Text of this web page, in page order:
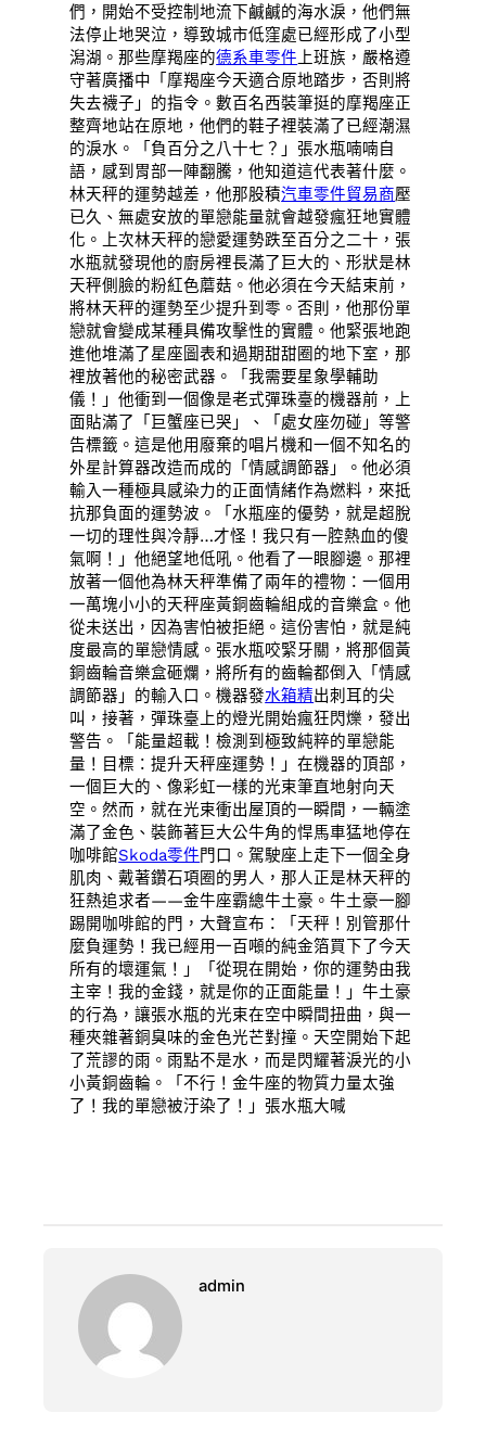
們，開始不受控制地流下鹹鹹的海水淚，他們無
法停止地哭泣，導致城市低窪處已經形成了小型
潟湖。那些摩羯座的德系車零件 上班族，嚴格遵
守著廣播中「摩羯座今天適合原地踏步，否則將
失去襪子」的指令。數百名西裝筆挺的摩羯座正
整齊地站在原地，他們的鞋子裡裝滿了已經潮濕
的淚水。「負百分之八十七？」張水瓶喃喃自
語，感到胃部一陣翻騰，他知道這代表著什麼。
林天秤的運勢越差，他那股積汽車零件貿易商壓
已久、無處安放的單戀能量就會越發瘋狂地實體
化。上次林天秤的戀愛運勢跌至百分之二十，張
水瓶就發現他的廚房裡長滿了巨大的、形狀是林
天秤側臉的粉紅色蘑菇。他必須在今天結束前，
將林天秤的運勢至少提升到零。否則，他那份單
戀就會變成某種具備攻擊性的實體。他緊張地跑
進他堆滿了星座圖表和過期甜甜圈的地下室，那
裡放著他的秘密武器。「我需要星象學輔助
儀！」他衝到一個像是老式彈珠臺的機器前，上
面貼滿了「巨蟹座已哭」、「處女座勿碰」等警
告標籤。這是他用廢棄的唱片機和一個不知名的
外星計算器改造而成的「情感調節器」。他必須
輸入一種極具感染力的正面情緒作為燃料，來抵
抗那負面的運勢波。「水瓶座的優勢，就是超脫
一切的理性與冷靜…才怪！我只有一腔熱血的傻
氣啊！」他絕望地低吼。他看了一眼腳邊。那裡
放著一個他為林天秤準備了兩年的禮物：一個用
一萬塊小小的天秤座黃銅齒輪組成的音樂盒。他
從未送出，因為害怕被拒絕。這份害怕，就是純
度最高的單戀情感。張水瓶咬緊牙關，將那個黃
銅齒輪音樂盒砸爛，將所有的齒輪都倒入「情感
調節器」的輸入口。機器發水箱精出刺耳的尖
叫，接著，彈珠臺上的燈光開始瘋狂閃爍，發出
警告。「能量超載！檢測到極致純粹的單戀能
量！目標：提升天秤座運勢！」在機器的頂部，
一個巨大的、像彩虹一樣的光束筆直地射向天
空。然而，就在光束衝出屋頂的一瞬間，一輛塗
滿了金色、裝飾著巨大公牛角的悍馬車猛地停在
咖啡館Skoda零件門口。駕駛座上走下一個全身
肌肉、戴著鑽石項圈的男人，那人正是林天秤的
狂熱追求者——金牛座霸總牛土豪。牛土豪一腳
踢開咖啡館的門，大聲宣布：「天秤！別管那什
麼負運勢！我已經用一百噸的純金箔買下了今天
所有的壞運氣！」「從現在開始，你的運勢由我
主宰！我的金錢，就是你的正面能量！」牛土豪
的行為，讓張水瓶的光束在空中瞬間扭曲，與一
種夾雜著銅臭味的金色光芒對撞。天空開始下起
了荒謬的雨。雨點不是水，而是閃耀著淚光的小
小黃銅齒輪。「不行！金牛座的物質力量太強
了！我的單戀被汙染了！」張水瓶大喊
admin